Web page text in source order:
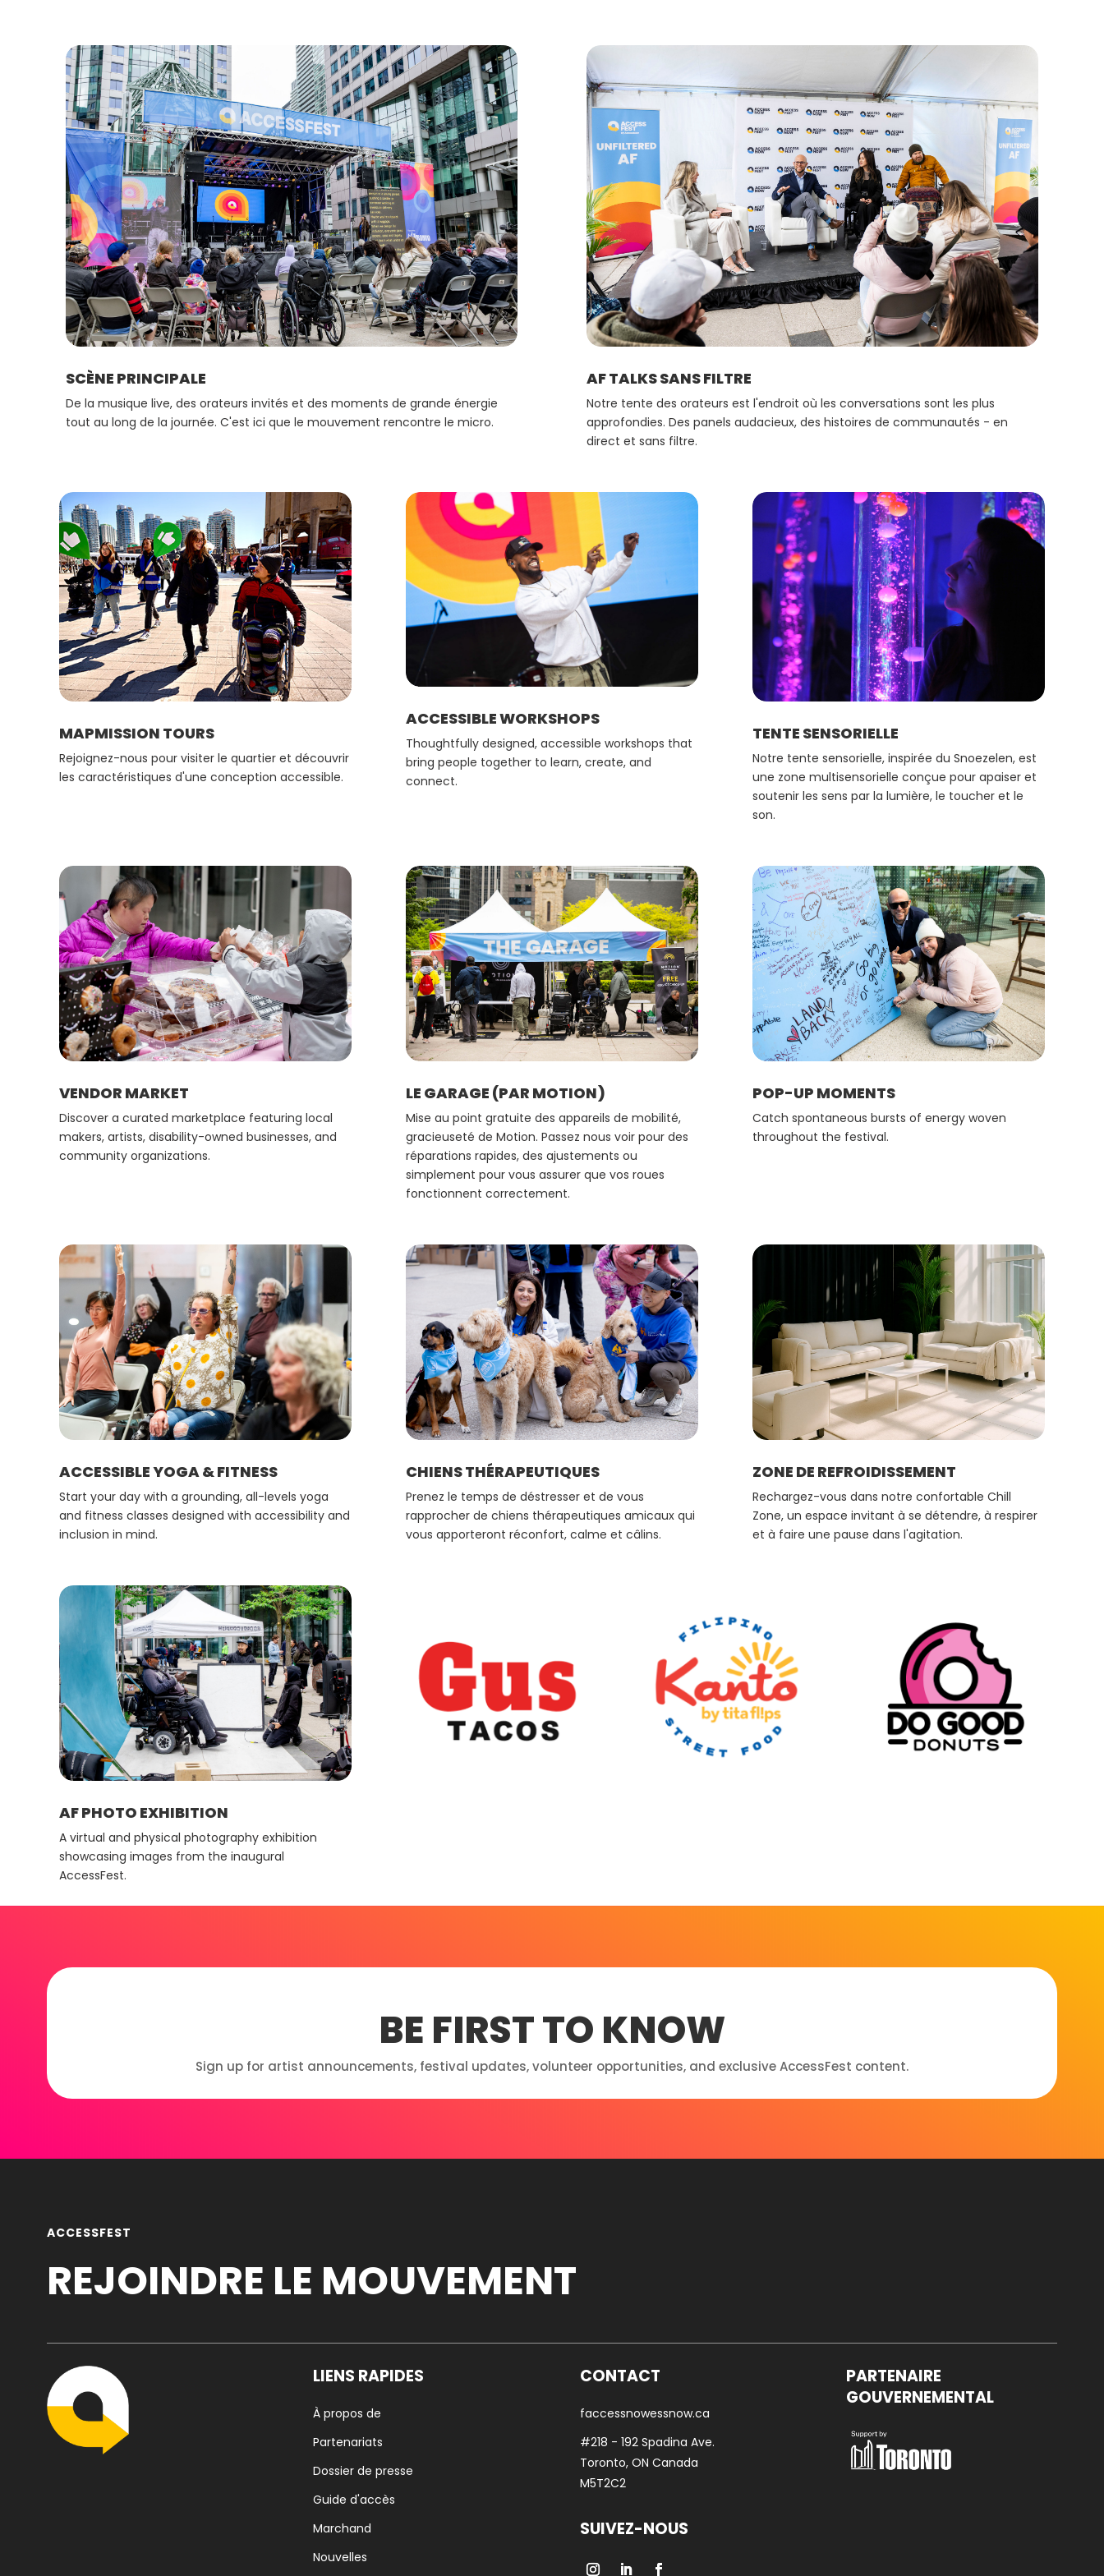
SCÈNE PRINCIPALE
De la musique live, des orateurs invités et des moments de grande énergie
tout au long de la journée. C'est ici que le mouvement rencontre le micro.
AF TALKS SANS FILTRE
Notre tente des orateurs est l'endroit où les conversations sont les plus
approfondies. Des panels audacieux, des histoires de communautés - en
direct et sans filtre.
MAPMISSION TOURS
Rejoignez-nous pour visiter le quartier et découvrir
les caractéristiques d'une conception accessible.
ACCESSIBLE WORKSHOPS
Thoughtfully designed, accessible workshops that
bring people together to learn, create, and
connect.
TENTE SENSORIELLE
Notre tente sensorielle, inspirée du Snoezelen, est
une zone multisensorielle conçue pour apaiser et
soutenir les sens par la lumière, le toucher et le
son.
VENDOR MARKET
Discover a curated marketplace featuring local
makers, artists, disability-owned businesses, and
community organizations.
LE GARAGE (PAR MOTION)
Mise au point gratuite des appareils de mobilité,
gracieuseté de Motion. Passez nous voir pour des
réparations rapides, des ajustements ou
simplement pour vous assurer que vos roues
fonctionnent correctement.
POP-UP MOMENTS
Catch spontaneous bursts of energy woven
throughout the festival.
ACCESSIBLE YOGA & FITNESS
Start your day with a grounding, all-levels yoga
and fitness classes designed with accessibility and
inclusion in mind.
CHIENS THÉRAPEUTIQUES
Prenez le temps de déstresser et de vous
rapprocher de chiens thérapeutiques amicaux qui
vous apporteront réconfort, calme et câlins.
ZONE DE REFROIDISSEMENT
Rechargez-vous dans notre confortable Chill
Zone, un espace invitant à se détendre, à respirer
et à faire une pause dans l'agitation.
AF PHOTO EXHIBITION
A virtual and physical photography exhibition
showcasing images from the inaugural
AccessFest.
BE FIRST TO KNOW
Sign up for artist announcements, festival updates, volunteer opportunities, and exclusive AccessFest content.
ACCESSFEST
REJOINDRE LE MOUVEMENT
LIENS RAPIDES
À propos de
Partenariats
Dossier de presse
Guide d'accès
Marchand
Nouvelles
CONTACT
faccessnowessnow.ca
#218 - 192 Spadina Ave.
Toronto, ON Canada
M5T2C2
SUIVEZ-NOUS
PARTENAIRE
GOUVERNEMENTAL